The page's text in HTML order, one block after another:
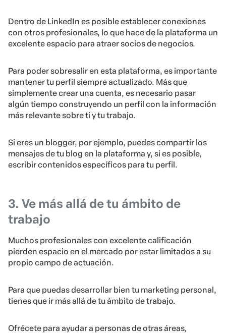
Dentro de LinkedIn es posible establecer conexiones
con otros profesionales, lo que hace de la plataforma un
excelente espacio para atraer socios de negocios.
Para poder sobresalir en esta plataforma, es importante
mantener tu perfil siempre actualizado. Más que
simplemente crear una cuenta, es necesario pasar
algún tiempo construyendo un perfil con la información
más relevante sobre ti y tu trabajo.
Si eres un blogger, por ejemplo, puedes compartir los
mensajes de tu blog en la plataforma y, si es posible,
escribir contenidos específicos para tu perfil.
3. Ve más allá de tu ámbito de
trabajo
Muchos profesionales con excelente calificación
pierden espacio en el mercado por estar limitados a su
propio campo de actuación.
Para que puedas desarrollar bien tu marketing personal,
tienes que ir más allá de tu ámbito de trabajo.
Ofrécete para ayudar a personas de otras áreas,